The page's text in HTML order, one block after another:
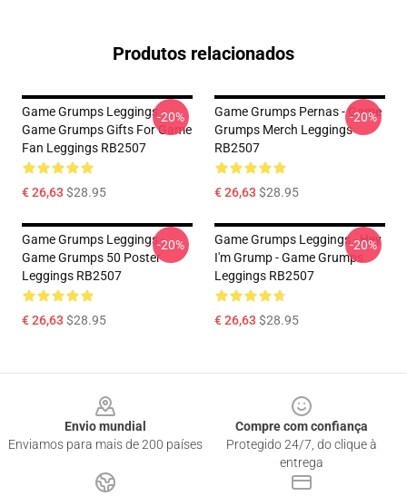
Produtos relacionados
Game Grumps Leggings -
Game Grumps Gifts For Game
Fan Leggings RB2507
€ 26,63 $28.95
-20%
Game Grumps Pernas - Game
Grumps Merch Leggings
RB2507
€ 26,63 $28.95
-20%
Game Grumps Leggings -
Game Grumps 50 Poster
Leggings RB2507
€ 26,63 $28.95
-20%
Game Grumps Leggings - Hey
I'm Grump - Game Grumps
Leggings RB2507
€ 26,63 $28.95
-20%
Envio mundial
Enviamos para mais de 200 países
Compre com confiança
Protegido 24/7, do clique à
entrega